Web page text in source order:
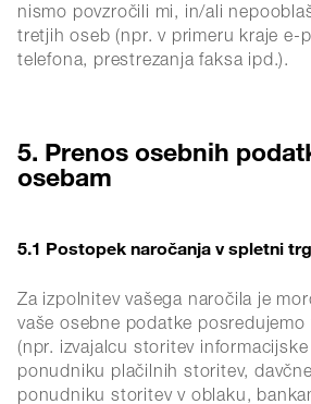
nismo povzročili mi, in/ali
tretjih oseb (npr. v primeru kraje e-
telefona, prestrezanja faksa ipd.).
5. Prenos osebnih
osebam
5.1 Postopek naročanja v spletni
Za izpolnitev vašega naročila je
vaše osebne podatke
(npr. izvajalcu storitev
ponudniku plačilnih storitev,
ponudniku storitev v oblaku,